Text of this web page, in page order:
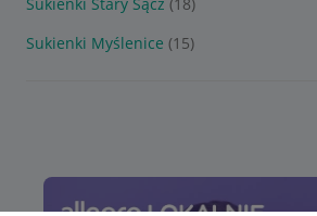
Sukienki Myślenice (15)